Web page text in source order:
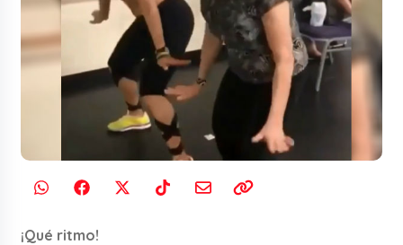
¡Qué ritmo!